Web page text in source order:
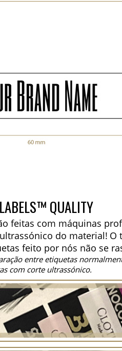
QUALITY
feitas com máquinas
do material! O
feito por nós não se
entre etiquetas
com corte ultrassónico.